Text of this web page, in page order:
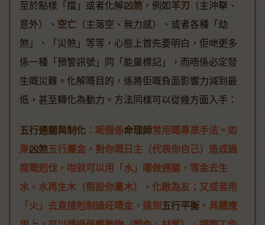
至於點樣「擋」或者化解凶煞 ，例如 羊刃 （主沖擊、
意外）、 空亡 （主落空、無力感）、或者各種「劫
煞」、「災煞」等等，心態上首先要明白，佢哋更多
係一種「預警訊號」同「能量標記」，而唔係必定發
生嘅災難。化解嘅目的，係將佢嘅負面影響力減到最
低，甚至轉化為動力。方法同樣可以從幾方面入手：
五行通關與制化 ：呢個係命理師常用嘅專業手法。如
果凶煞五行屬金，對你嘅日主（代表你自己）造成過
度嘅剋伐，咁就可以用「水」嚟做通關，等金去生
水，水再生木（假設你屬木），化敵為友；又或者用
「火」去直接剋制過旺嘅金，達到 五行平衡 。具體應